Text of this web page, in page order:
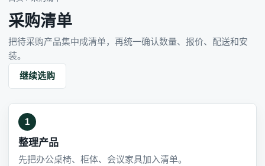
采购清单
把待采购产品集中成清单，再统一确认数量、报价、配送和安
装。
继续选购
1
整理产品
先把办公桌椅、柜体、会议家具加入清单。